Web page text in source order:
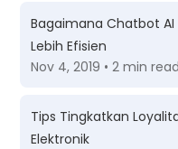
Bagaimana Chatbot
Lebih Efisien
Nov 4, 2019 • 2 min read
Tips Tingkatkan
Elektronik